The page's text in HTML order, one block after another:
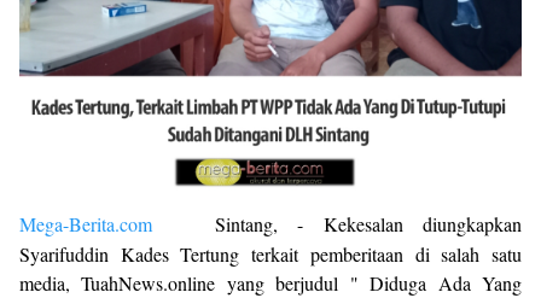
Mega-Berita.com Sintang, - Kekesalan diungkapkan
Syarifuddin Kades Tertung terkait pemberitaan di salah satu
media, TuahNews.online yang berjudul " Diduga Ada Yang